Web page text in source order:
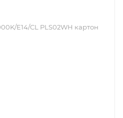
E14/CL PLS02WH картон